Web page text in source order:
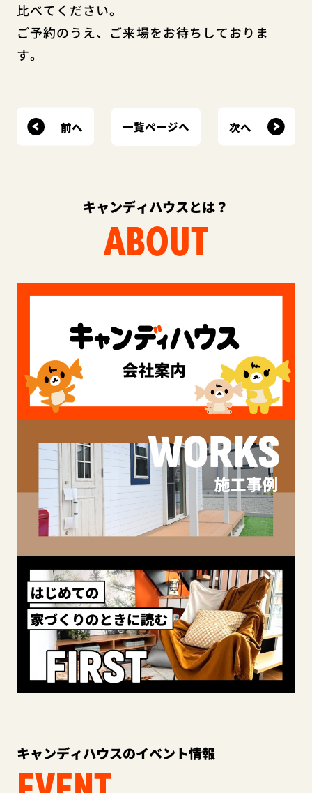
比べてください。
ご予約のうえ、ご来場をお待ちしておりま
す。
前へ 一覧ページへ 次へ
キャンディハウスとは？
ABOUT
キャンディハウスのイベント情報